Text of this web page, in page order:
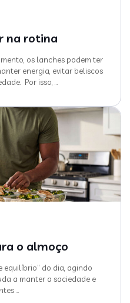
na rotina
os lanches podem ter
energia, evitar beliscos
Por isso,
o almoço
equilíbrio” do dia, agindo
a manter a saciedade e